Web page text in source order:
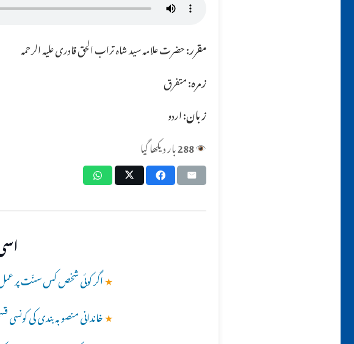
مقرر:حضرت علامہ سید شاہ تراب الحق قادری علیہ الرحمہ
زمرہ:متفرق
زبان:اردو
288بار دیکھا گیا
★اگر کوئی شخص کس سنّت پر
★خاندانی منصوبہ بندی کی